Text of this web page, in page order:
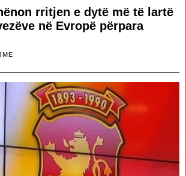
rritjen e dytë më të lartë
në Evropë përpara